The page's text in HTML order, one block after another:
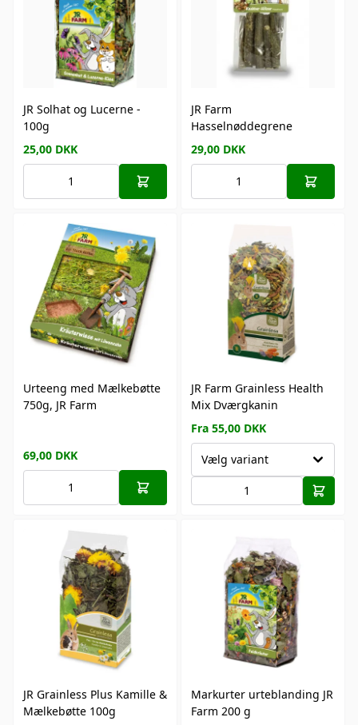
JR Solhat og Lucerne -
100g
25,00 DKK
JR Farm
Hasselnøddegrene
29,00 DKK
Urteeng med Mælkebøtte
750g, JR Farm
69,00 DKK
JR Farm Grainless Health
Mix Dværgkanin
Fra 55,00 DKK
Vælg variant
JR Grainless Plus Kamille &
Mælkebøtte 100g
Markurter urteblanding JR
Farm 200 g